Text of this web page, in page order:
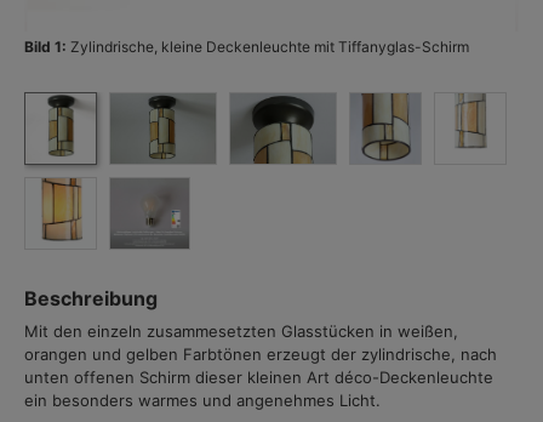
Bild 1: Zylindrische, kleine Deckenleuchte mit Tiffanyglas-Schirm
Beschreibung
Mit den einzeln zusammesetzten Glasstücken in weißen,
orangen und gelben Farbtönen erzeugt der zylindrische, nach
unten offenen Schirm dieser kleinen Art déco-Deckenleuchte
ein besonders warmes und angenehmes Licht.